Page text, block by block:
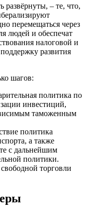
развёрнуты, – те, что,
перемещаться через
людей и обеспечат
налоговой и
развития
шагов:
политика по
инвестиций,
таможенным
политика
а также
с дальнейшим
политики.
торговли